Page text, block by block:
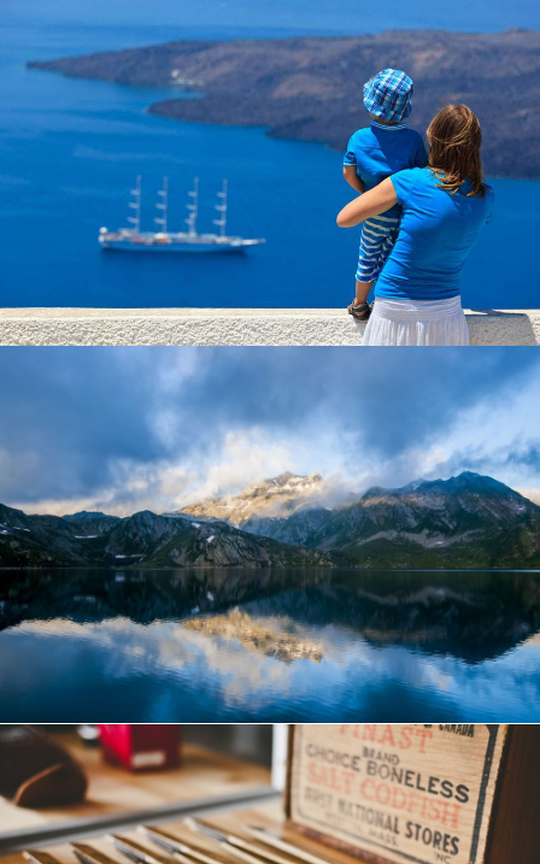
Почему правомочен стратегический
Экспериментальный план размещения: